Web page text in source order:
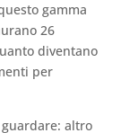
gamma
26
diventano
per
altro